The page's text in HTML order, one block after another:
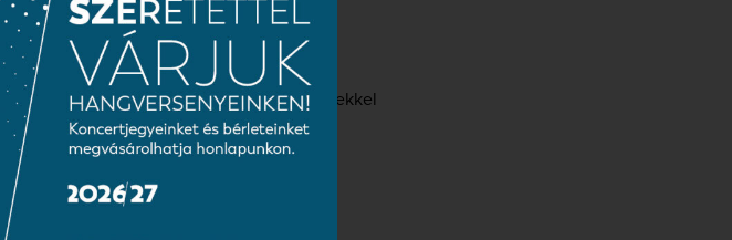
100. évfordulóját.
országszerte ingyenes kamarakoncertekkel